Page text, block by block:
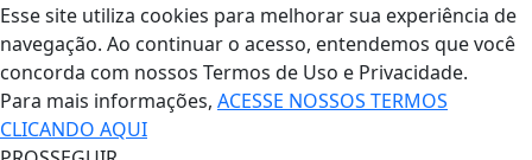
Esse site utiliza cookies para melhorar sua experiência de
navegação. Ao continuar o acesso, entendemos que você
concorda com nossos Termos de Uso e Privacidade.
Para mais informações, ACESSE NOSSOS TERMOS
CLICANDO AQUI